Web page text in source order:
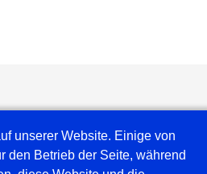
unserer Website. Einige von
den Betrieb der Seite, während